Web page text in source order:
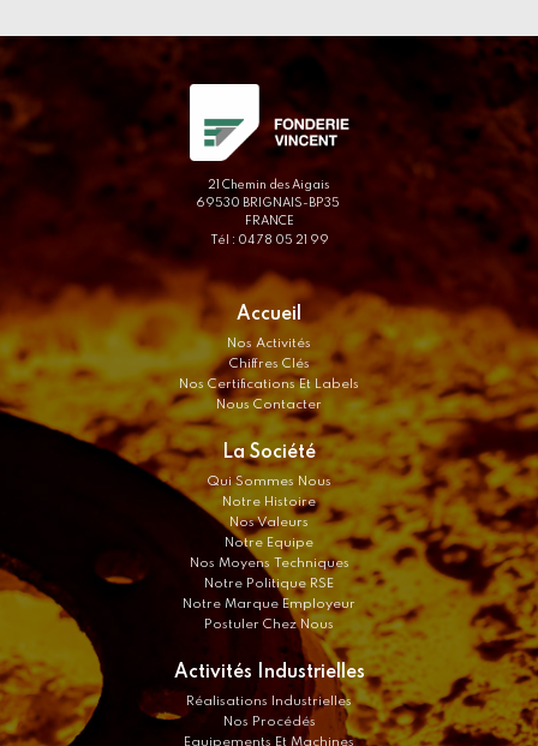
21 Chemin des Aigais
69530 BRIGNAIS-BP35
FRANCE
Tél : 04 78 05 21 99
Accueil
Nos Activités
Chiffres Clés
Nos Certifications Et Labels
Nous Contacter
La Société
Qui Sommes Nous
Notre Histoire
Nos Valeurs
Notre Equipe
Nos Moyens Techniques
Notre Politique RSE
Notre Marque Employeur
Postuler Chez Nous
Activités Industrielles
Réalisations Industrielles
Nos Procédés
Equipements Et Machines